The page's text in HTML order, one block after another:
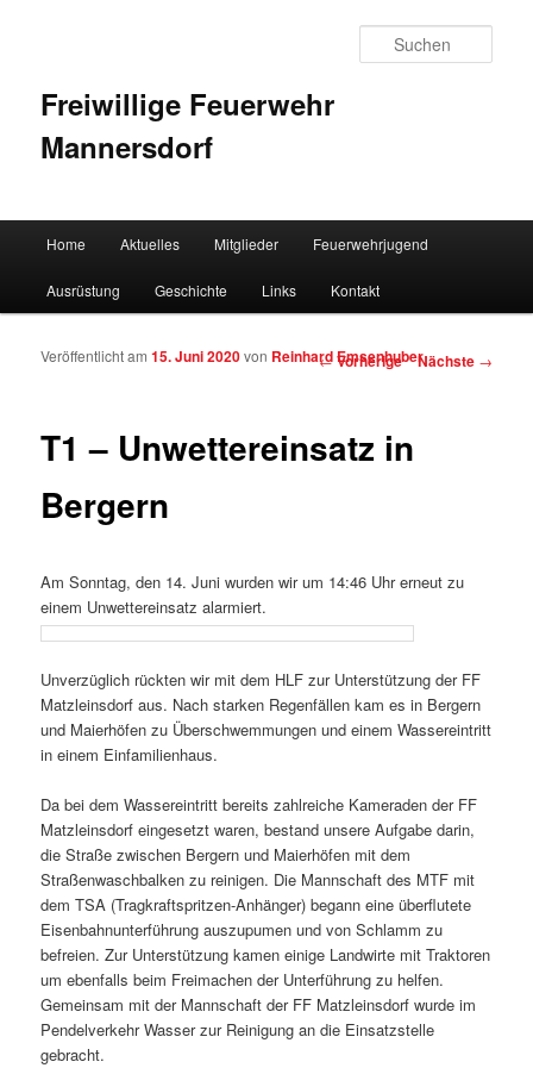
Freiwillige Feuerwehr
Mannersdorf
Zum Inhalt wechseln
Zum sekundären Inhalt wechseln
Home Aktuelles Mitglieder Feuerwehrjugend
Ausrüstung Geschichte Links Kontakt
Artikelnavigation
←Vorherige Nächste →
T1 – Unwettereinsatz in
Bergern
Veröffentlicht am15. Juni 2020von Reinhard Emsenhuber
Am Sonntag, den 14. Juni wurden wir um 14:46 Uhr erneut zu
einem Unwettereinsatz alarmiert.
Unverzüglich rückten wir mit dem HLF zur Unterstützung der FF
Matzleinsdorf aus. Nach starken Regenfällen kam es in Bergern
und Maierhöfen zu Überschwemmungen und einem Wassereintritt
in einem Einfamilienhaus.
Da bei dem Wassereintritt bereits zahlreiche Kameraden der FF
Matzleinsdorf eingesetzt waren, bestand unsere Aufgabe darin,
die Straße zwischen Bergern und Maierhöfen mit dem
Straßenwaschbalken zu reinigen. Die Mannschaft des MTF mit
dem TSA (Tragkraftspritzen-Anhänger) begann eine überflutete
Eisenbahnunterführung auszupumen und von Schlamm zu
befreien. Zur Unterstützung kamen einige Landwirte mit Traktoren
um ebenfalls beim Freimachen der Unterführung zu helfen.
Gemeinsam mit der Mannschaft der FF Matzleinsdorf wurde im
Pendelverkehr Wasser zur Reinigung an die Einsatzstelle
gebracht.